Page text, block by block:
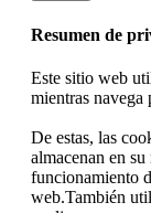
Resumen de
Este sitio web
mientras
De estas, las
almacenan en
funcionamiento
web.También